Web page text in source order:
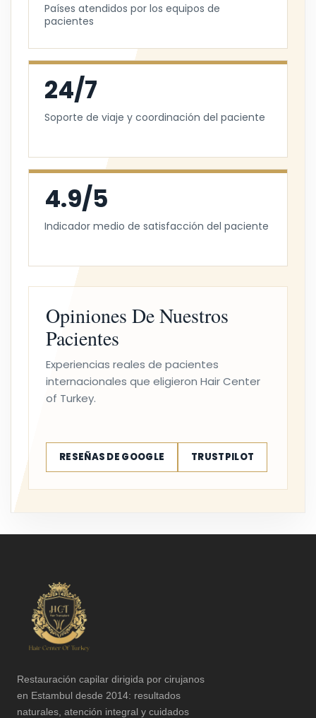
Países atendidos por los equipos de
pacientes
24/7
Soporte de viaje y coordinación del paciente
4.9/5
Indicador medio de satisfacción del paciente
Opiniones De Nuestros
Pacientes
Experiencias reales de pacientes
internacionales que eligieron Hair Center
of Turkey.
RESEÑAS DE GOOGLE TRUSTPILOT
Restauración capilar dirigida por cirujanos
en Estambul desde 2014: resultados
naturales, atención integral y cuidados